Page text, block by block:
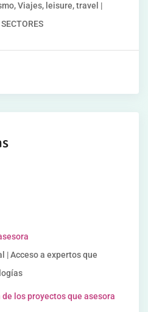
Viajes, leisure, travel |
| Acceso a expertos que
los proyectos que asesora